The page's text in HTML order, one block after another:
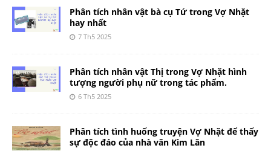
Phân tích nhân vật bà cụ Tứ trong Vợ Nhặt
hay nhất
7 Th5 2025
Phân tích nhân vật Thị trong Vợ Nhặt hình
tượng người phụ nữ trong tác phẩm.
6 Th5 2025
Phân tích tình huống truyện Vợ Nhặt để thấy
sự độc đáo của nhà văn Kim Lân